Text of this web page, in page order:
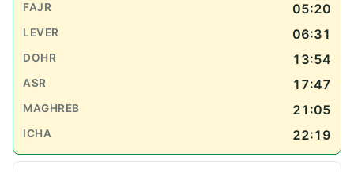
05:20
06:31
13:54
17:47
21:05
22:19